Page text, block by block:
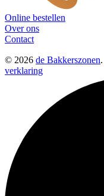
Online bestellen
Over ons
Contact
© 2026 de Bakkerszonen.
verklaring